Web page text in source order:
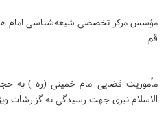
مؤسس مرکز تخصصی شیعه‌شناسی امام
قم
مأموریت قضایی امام خمینی (‌ره ) به
الاسلام نیری جهت رسیدگی به گزارشات